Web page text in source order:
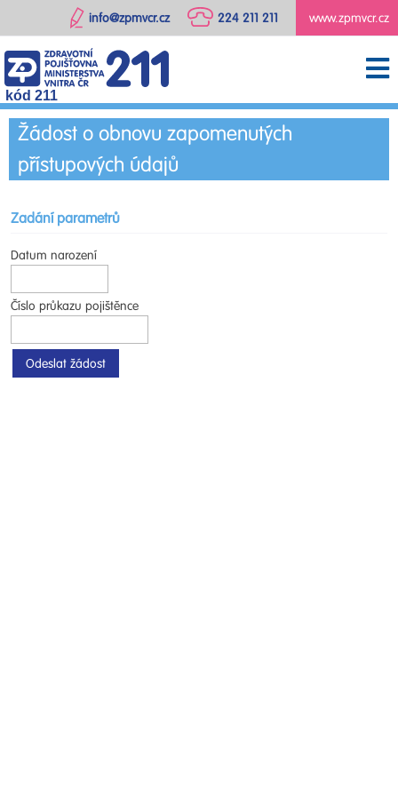
www.zpmvcr.cz
224 211 211
info@zpmvcr.cz
kód 211
Žádost o obnovu zapomenutých
přístupových údajů
Zadání parametrů
Datum narození
Číslo průkazu pojištěnce